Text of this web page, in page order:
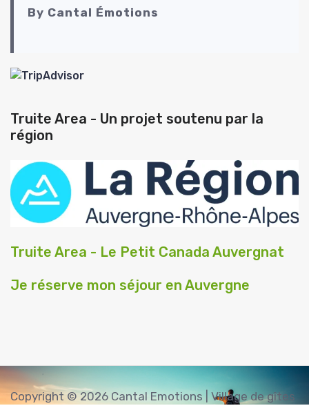
By Cantal Émotions
Truite Area - Un projet soutenu par la
région
Truite Area - Le Petit Canada Auvergnat
Je réserve mon séjour en Auvergne
Copyright © 2026 Cantal Emotions | Village de gîtes